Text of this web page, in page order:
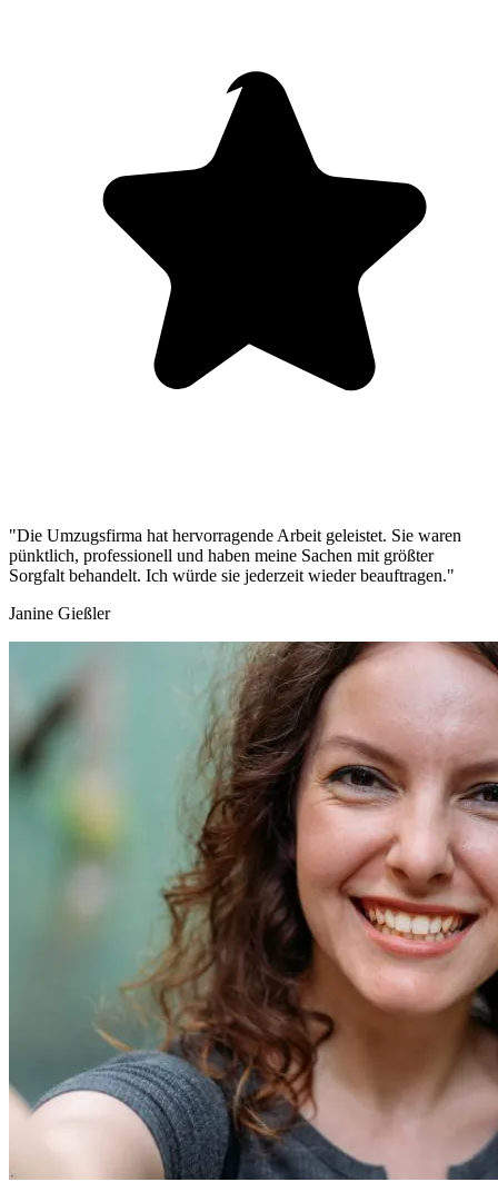
"Die Umzugsfirma hat hervorragende Arbeit geleistet. Sie waren
pünktlich, professionell und haben meine Sachen mit größter
Sorgfalt behandelt. Ich würde sie jederzeit wieder beauftragen."
Janine Gießler